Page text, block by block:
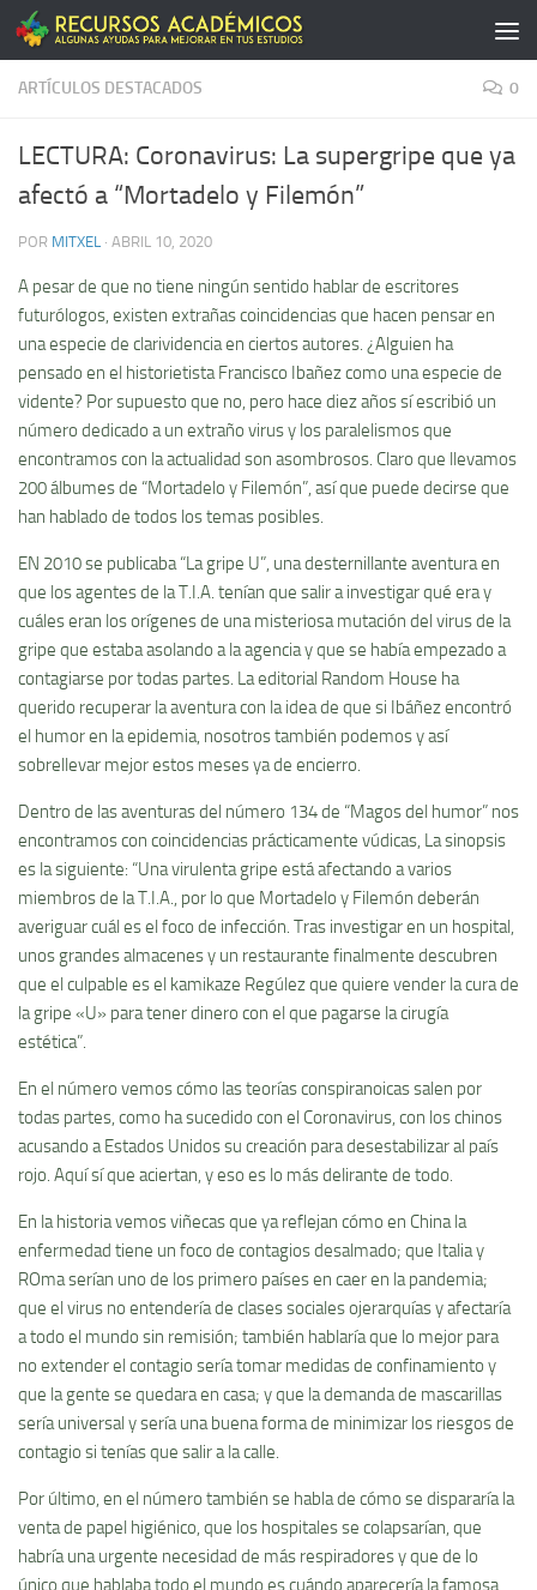
Saltar al contenido
ARTÍCULOS DESTACADOS 0
LECTURA: Coronavirus: La supergripe que ya
afectó a “Mortadelo y Filemón”
POR MITXEL · ABRIL 10, 2020
A pesar de que no tiene ningún sentido hablar de escritores
futurólogos, existen extrañas coincidencias que hacen pensar en
una especie de clarividencia en ciertos autores. ¿Alguien ha
pensado en el historietista Francisco Ibañez como una especie de
vidente? Por supuesto que no, pero hace diez años sí escribió un
número dedicado a un extraño virus y los paralelismos que
encontramos con la actualidad son asombrosos. Claro que llevamos
200 álbumes de “Mortadelo y Filemón”, así que puede decirse que
han hablado de todos los temas posibles.
EN 2010 se publicaba “La gripe U”, una desternillante aventura en
que los agentes de la T.I.A. tenían que salir a investigar qué era y
cuáles eran los orígenes de una misteriosa mutación del virus de la
gripe que estaba asolando a la agencia y que se había empezado a
contagiarse por todas partes. La editorial Random House ha
querido recuperar la aventura con la idea de que si Ibáñez encontró
el humor en la epidemia, nosotros también podemos y así
sobrellevar mejor estos meses ya de encierro.
Dentro de las aventuras del número 134 de “Magos del humor” nos
encontramos con coincidencias prácticamente vúdicas, La sinopsis
es la siguiente: “Una virulenta gripe está afectando a varios
miembros de la T.I.A., por lo que Mortadelo y Filemón deberán
averiguar cuál es el foco de infección. Tras investigar en un hospital,
unos grandes almacenes y un restaurante finalmente descubren
que el culpable es el kamikaze Regúlez que quiere vender la cura de
la gripe «U» para tener dinero con el que pagarse la cirugía
estética”.
En el número vemos cómo las teorías conspiranoicas salen por
todas partes, como ha sucedido con el Coronavirus, con los chinos
acusando a Estados Unidos su creación para desestabilizar al país
rojo. Aquí sí que aciertan, y eso es lo más delirante de todo.
En la historia vemos viñecas que ya reflejan cómo en China la
enfermedad tiene un foco de contagios desalmado; que Italia y
ROma serían uno de los primero países en caer en la pandemia;
que el virus no entendería de clases sociales ojerarquías y afectaría
a todo el mundo sin remisión; también hablaría que lo mejor para
no extender el contagio sería tomar medidas de confinamiento y
que la gente se quedara en casa; y que la demanda de mascarillas
sería universal y sería una buena forma de minimizar los riesgos de
contagio si tenías que salir a la calle.
Por último, en el número también se habla de cómo se dispararía la
venta de papel higiénico, que los hospitales se colapsarían, que
habría una urgente necesidad de más respiradores y que de lo
único que hablaba todo el mundo es cuándo aparecería la famosa